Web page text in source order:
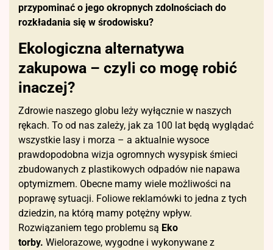
przypominać o jego okropnych zdolnościach do
rozkładania się w środowisku?
Ekologiczna alternatywa
zakupowa – czyli co mogę robić
inaczej?
Zdrowie naszego globu leży wyłącznie w naszych
rękach. To od nas zależy, jak za 100 lat będą wyglądać
wszystkie lasy i morza – a aktualnie wysoce
prawdopodobna wizja ogromnych wysypisk śmieci
zbudowanych z plastikowych odpadów nie napawa
optymizmem. Obecne mamy wiele możliwości na
poprawę sytuacji. Foliowe reklamówki to jedna z tych
dziedzin, na którą mamy potężny wpływ.
Rozwiązaniem tego problemu są Eko
torby. Wielorazowe, wygodne i wykonywane z